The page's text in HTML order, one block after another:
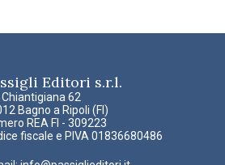
Editori s.r.l.
Chiantigiana 62
Bagno a Ripoli (FI)
REA FI - 309223
fiscale e PIVA 01836680486